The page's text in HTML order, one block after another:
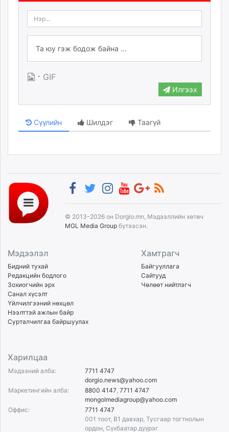
· GIF
Илгээх
Сүүлийн Шилдэг Таагүй
© 2013-2026 он Dorgio.mn, Мэдээллийн хөтөч
MGL Media Group бүтээсэн.
Мэдээлэл
Бидний тухай
Редакцийн бодлого
Зохиогчийн эрх
Санал хүсэлт
Үйлчилгээний нөхцөл
Нээлттэй ажлын байр
Сурталчилгаа байршуулах
Хамтрагч
Байгууллага
Сайтууд
Чөлөөт нийтлэгч
Харилцаа
Мэдээний алба:
7711 4747
dorgio.news@yahoo.com
Маркетингийн алба:
8800 4147 7711 4747
mongolmediagroup@yahoo.com
Оффис:
7711 4747
001 тоот, B1 давхар, Тусгаар тогтнолын
ордон, Сүхбаатар дүүрэг